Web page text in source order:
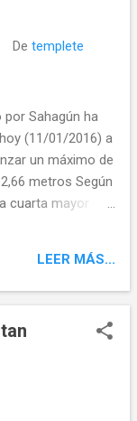
De templete
por Sahagún ha
(11/01/2016) a
un máximo de
metros Según
cuarta mayor
el 7 de
el 8 de febrero de
entre Villaselán
11/01/2016 Se
LEER MÁS...